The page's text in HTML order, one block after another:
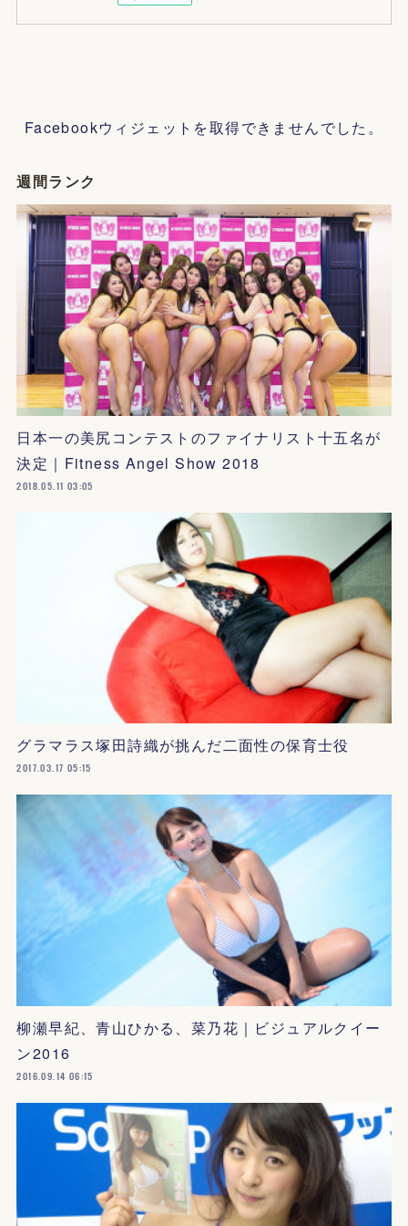
Facebookウィジェットを取得できませんでした。
週間ランク
日本一の美尻コンテストのファイナリスト十五名が
決定｜Fitness Angel Show 2018
2018.05.11 03:05
グラマラス塚田詩織が挑んだ二面性の保育士役
2017.03.17 05:15
柳瀬早紀、青山ひかる、菜乃花｜ビジュアルクイー
ン2016
2016.09.14 06:15